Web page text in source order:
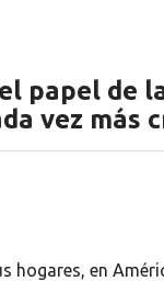
papel de
vez más
hogares, en